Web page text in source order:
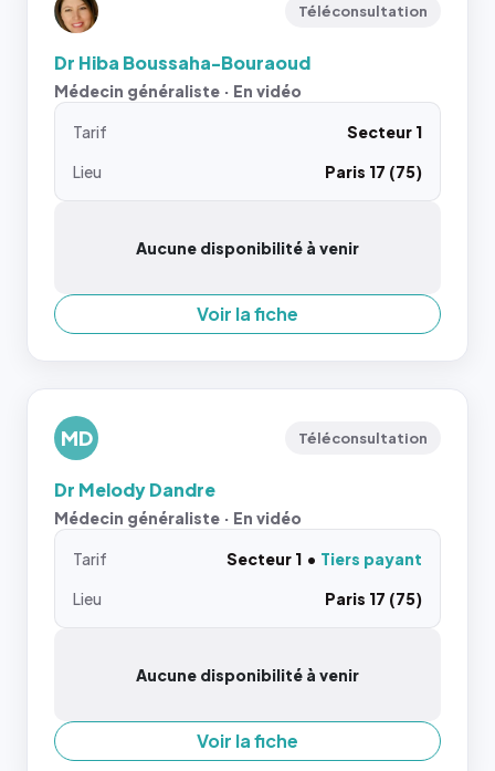
Téléconsultation
Dr Hiba Boussaha-Bouraoud
Médecin généraliste · En vidéo
Tarif
Secteur 1
Lieu
Paris 17 (75)
Aucune disponibilité à venir
Voir la fiche
MD Téléconsultation
Dr Melody Dandre
Médecin généraliste · En vidéo
Tarif Secteur 1
Tiers payant
Lieu
Paris 17 (75)
Aucune disponibilité à venir
Voir la fiche